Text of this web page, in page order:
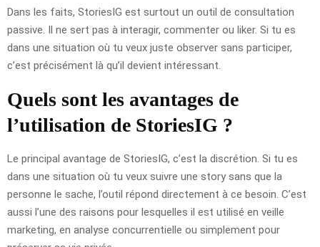
Dans les faits, StoriesIG est surtout un outil de consultation
passive. Il ne sert pas à interagir, commenter ou liker. Si tu es
dans une situation où tu veux juste observer sans participer,
c’est précisément là qu’il devient intéressant.
Quels sont les avantages de
l’utilisation de StoriesIG ?
Le principal avantage de StoriesIG, c’est la discrétion. Si tu es
dans une situation où tu veux suivre une story sans que la
personne le sache, l’outil répond directement à ce besoin. C’est
aussi l’une des raisons pour lesquelles il est utilisé en veille
marketing, en analyse concurrentielle ou simplement pour